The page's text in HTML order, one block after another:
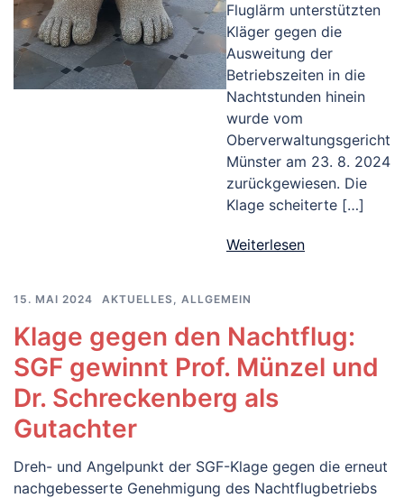
Fluglärm unterstützten
Kläger gegen die
Ausweitung der
Betriebszeiten in die
Nachtstunden hinein
wurde vom
Oberverwaltungsgericht
Münster am 23. 8. 2024
zurückgewiesen. Die
Klage scheiterte […]
Weiterlesen
15. MAI 2024 AKTUELLES ALLGEMEIN
Klage gegen den Nachtflug:
SGF gewinnt Prof. Münzel und
Dr. Schreckenberg als
Gutachter
Dreh- und Angelpunkt der SGF-Klage gegen die erneut
nachgebesserte Genehmigung des Nachtflugbetriebs